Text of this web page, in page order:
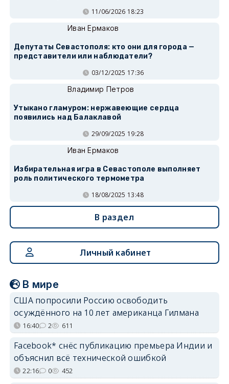
11/06/2026 18:23
Иван Ермаков
Депутаты Севастополя: кто они для города —
представители или наблюдатели?
03/12/2025 17:36
Владимир Петров
Утыкано гламуром: нержавеющие сердца
появились над Балаклавой
29/09/2025 19:28
Иван Ермаков
Избирательная игра в Севастополе выполняет
роль политического термометра
18/08/2025 13:48
В раздел
Личный кабинет
В мире
США попросили Россию освободить
осуждённого на 10 лет американца Гилмана
16:40 2 611
Facebook* снёс публикацию премьера Индии и
объяснил всё технической ошибкой
22:16 0 452